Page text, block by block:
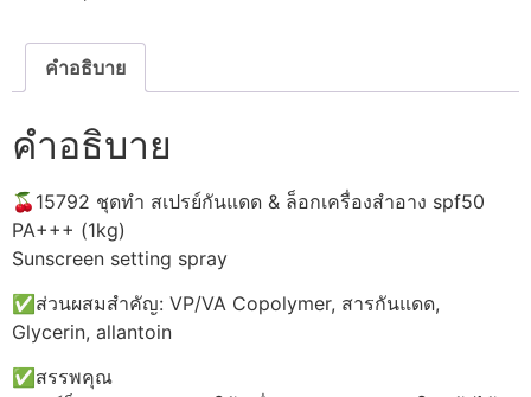
ล็อก
เครื่อง
สำอาง
spf50
(1kg)
ชิ้น
คำอธิบาย
คำอธิบาย
🍒15792 ชุดทำ สเปรย์กันแดด & ล็อกเครื่องสำอาง spf50
PA+++ (1kg)
Sunscreen setting spray
✅ส่วนผสมสำคัญ: VP/VA Copolymer, สารกันแดด,
Glycerin, allantoin
✅สรรพคุณ